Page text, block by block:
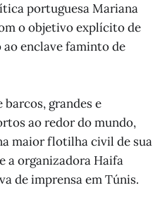
portuguesa Mariana
o objetivo explícito de
enclave faminto de
barcos, grandes e
ao redor do mundo,
maior flotilha civil de sua
a organizadora Haifa
de imprensa em Túnis.